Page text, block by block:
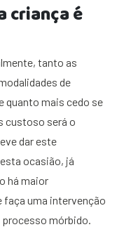
criança é
tanto as
de
quanto mais cedo se
custoso será o
dar este
ocasião, já
há maior
uma intervenção
mórbido.